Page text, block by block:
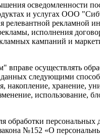
осведомленности
и услугах ООО
релевантной рекламной
исполнения
кампаний и
осуществлять
следующими
накопление, хранение,
использование,
обработки персональных
№152 «О